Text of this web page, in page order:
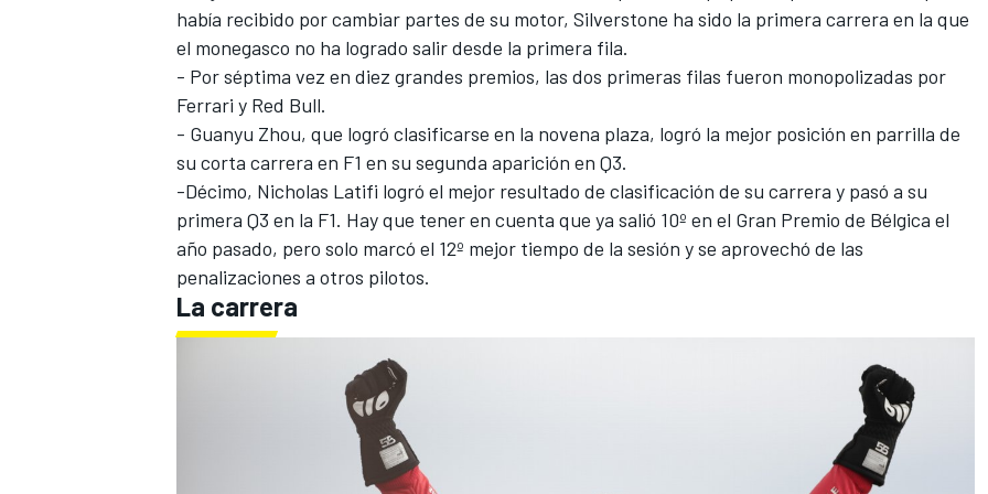
había recibido por cambiar partes de su motor, Silverstone ha sido la primera carrera en la que
el monegasco no ha logrado salir desde la primera fila.
- Por séptima vez en diez grandes premios, las dos primeras filas fueron monopolizadas por
Ferrari y Red Bull.
- Guanyu Zhou, que logró clasificarse en la novena plaza, logró la mejor posición en parrilla de
su corta carrera en F1 en su segunda aparición en Q3.
-Décimo, Nicholas Latifi logró el mejor resultado de clasificación de su carrera y pasó a su
primera Q3 en la F1. Hay que tener en cuenta que ya salió 10º en el Gran Premio de Bélgica el
año pasado, pero solo marcó el 12º mejor tiempo de la sesión y se aprovechó de las
penalizaciones a otros pilotos.
La carrera